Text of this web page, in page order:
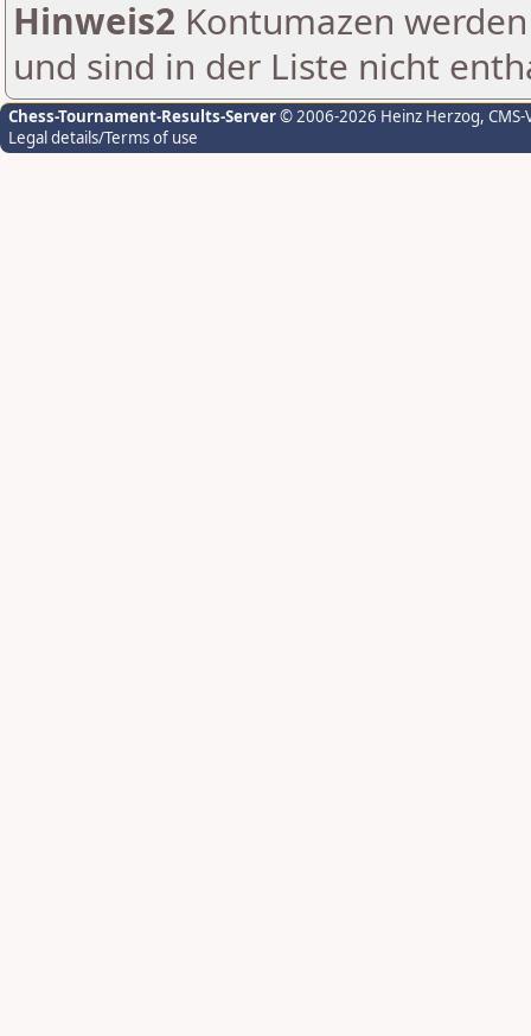
Hinweis2 Kontumazen
und sind in der Liste nicht
Chess-Tournament-Results-Server© 2006-2026 Heinz Herzog,
Legal details/Terms of use